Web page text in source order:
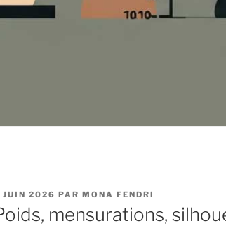
JUIN 2026 PAR MONA FENDRI
mensurations,